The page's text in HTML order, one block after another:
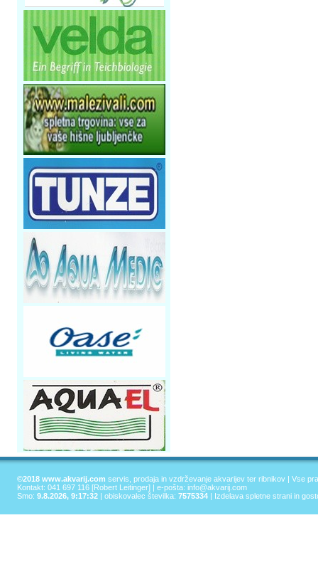
©2018 www.akvarij.com servis, prodaja in vzdrževanje akvarijev ter ribnikov | Vse
Kontakt: 041 697 116 [Robert Leitinger] | e-pošta: info@akvarij.com
Smo: 9.8.2026, 9:17:32 | obiskovalec številka: 7575334 | Izdelava spletne strani in